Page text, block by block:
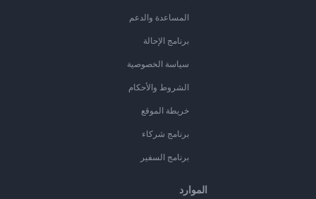
المساعدة والدعم
برنامج الإحالة
سياسة الخصوصية
الشروط والأحكام
خريطة الموقع
برنامج شركاء
برنامج السفير
الموارد